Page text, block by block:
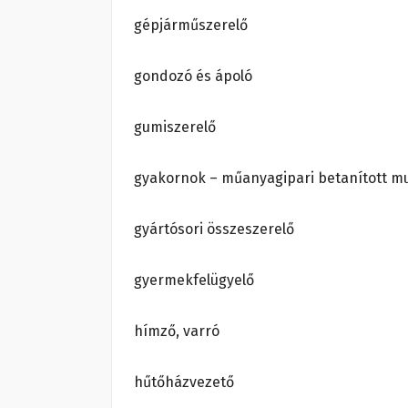
gépjárműszerelő
gondozó és ápoló
gumiszerelő
gyakornok – műanyagipari betanított
gyártósori összeszerelő
gyermekfelügyelő
hímző, varró
hűtőházvezető